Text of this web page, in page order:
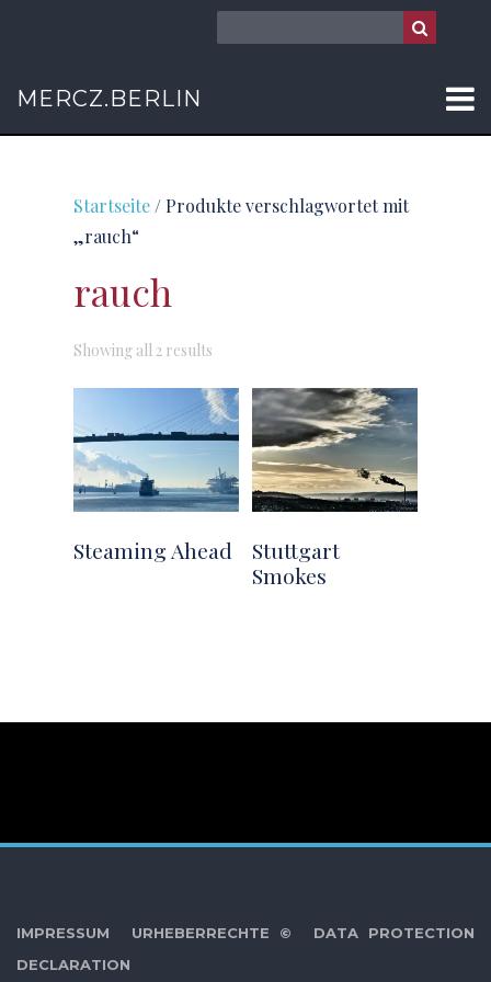
MERCZ.BERLIN
Startseite / Produkte verschlagwortet mit
„rauch“
rauch
Showing all 2 results
by
latest
Steaming Ahead
Stuttgart
Smokes
IMPRESSUM URHEBERRECHTE ©
DATA PROTECTION
DECLARATION